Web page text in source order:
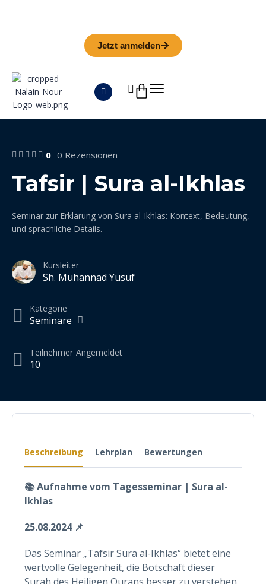
Jetzt anmelden
0 0 Rezensionen
Tafsir | Sura al-Ikhlas
Seminar zur Erklärung von Sura al-Ikhlas: Kontext, Bedeutung,
und sprachliche Details.
Kursleiter
Sh. Muhannad Yusuf
Kategorie
Seminare
10
Teilnehmer Angemeldet
Beschreibung Lehrplan Bewertungen
📚 Aufnahme vom Tagesseminar | Sura al-
Ikhlas
25.08.2024 📌
Das Seminar „Tafsir Sura al-Ikhlas“ bietet eine
wertvolle Gelegenheit, die Botschaft dieser